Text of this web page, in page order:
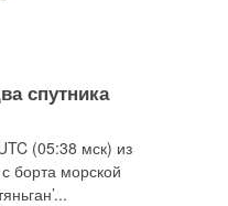
спутника
(05:38 мск) из
борта морской